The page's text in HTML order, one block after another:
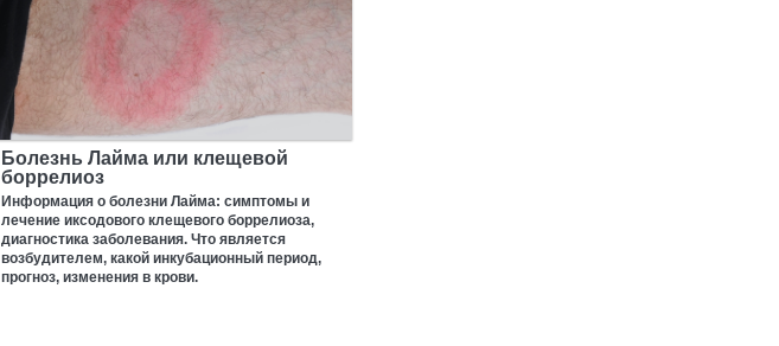
Болезнь Лайма или клещевой
боррелиоз
Информация о болезни Лайма: симптомы и
лечение иксодового клещевого боррелиоза,
диагностика заболевания. Что является
возбудителем, какой инкубационный период,
прогноз, изменения в крови.